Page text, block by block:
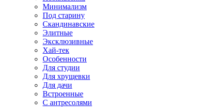
Минимализм
Под старину
Скандинавские
Элитные
Эксклюзивные
Хай-тек
Особенности
Для студии
Для хрущевки
Для дачи
Встроенные
С антресолями